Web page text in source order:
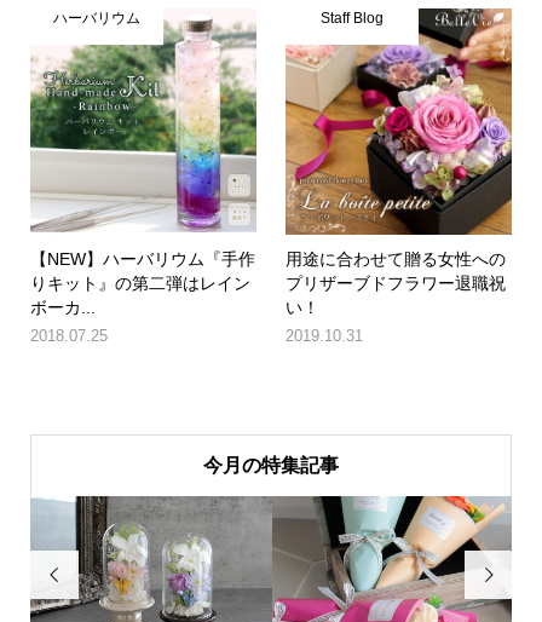
ハーバリウム
【NEW】ハーバリウム『手作
りキット』の第二弾はレイン
ボーカ...
2018.07.25
Staff Blog
用途に合わせて贈る女性への
プリザーブドフラワー退職祝
い！
2019.10.31
今月の特集記事
 